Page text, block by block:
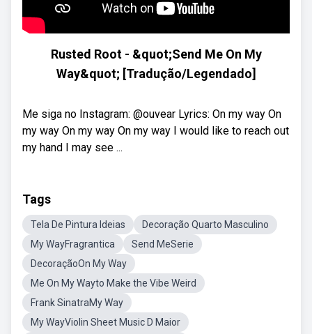
Rusted Root - &quot;Send Me On My
Way&quot; [Tradução/Legendado]
Me siga no Instagram: @ouvear Lyrics: On my way On
my way On my way On my way I would like to reach out
my hand I may see ...
Tags
Tela De Pintura Ideias
Decoração Quarto Masculino
My WayFragrantica
Send MeSerie
DecoraçãoOn My Way
Me On My Wayto Make the Vibe Weird
Frank SinatraMy Way
My WayViolin Sheet Music D Maior